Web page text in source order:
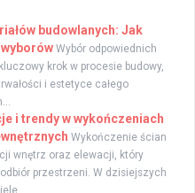
budowlanych: Jak
Wybór odpowiednich
krok w procesie budowy,
i estetyce całego
i trendy w wykończeniach
Wykończenie ścian
wnętrz oraz elewacji, który
przestrzeni. W dzisiejszych